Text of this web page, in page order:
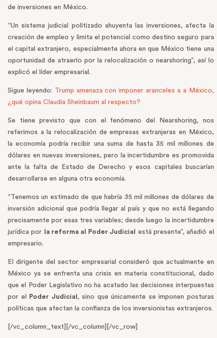
de inversiones en México.
“Un sistema judicial politizado ahuyenta las inversiones, afecta la
creación de empleo y limita el potencial como destino seguro para
el capital extranjero, especialmente ahora en que México tiene una
oportunidad de atraerlo por la relocalización o nearshoring”, así lo
explicó el líder empresarial.
Sigue leyendo: Trump amenaza con imponer aranceles a a México,
¿qué opina Claudia Sheinbaum al respecto?
Se tiene previsto que con el fenómeno del Nearshoring, nos
referimos a la relocalización de empresas extranjeras en México,
la economía podría recibir una suma de hasta 35 mil millones de
dólares en nuevas inversiones, pero la incertidumbre es promovida
ante la falta de Estado de Derecho y esos capitales buscarían
desarrollarse en alguna otra economía.
“Tenemos un estimado de que habría 35 mil millones de dólares de
inversión adicional que podría llegar al país y que no está llegando
precisamente por esas tres variables; desde luego la incertidumbre
jurídica por
la reforma al Poder Judicial
está presente”, añadió el
empresario.
El dirigente del sector empresarial consideró que actualmente en
México ya se enfrenta una crisis en materia constitucional, dado
que el Poder Legislativo no ha acatado las decisiones interpuestas
por el
Poder Judicial , sino que únicamente se imponen posturas
políticas que afectan la confianza de los inversionistas extranjeros.
[/vc_column_text][/vc_column][/vc_row]